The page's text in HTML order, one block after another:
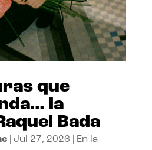
que
la
Bada
| Jul 27, 2026
En la